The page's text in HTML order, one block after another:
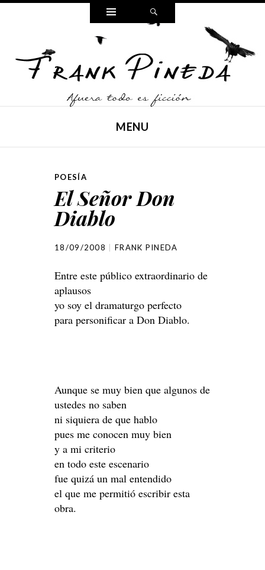
Widgets
FRANK PINEDA
Poesía, cuento y reflexiones,
MENU
POESÍA
El Señor Don
Diablo
18/09/2008 FRANK PINEDA
Entre este público extraordinario de
aplausos
yo soy el dramaturgo perfecto
para personificar a Don Diablo.
Aunque se muy bien que algunos de
ustedes no saben
ni siquiera de que hablo
pues me conocen muy bien
y a mi criterio
en todo este escenario
fue quizá un mal entendido
el que me permitió escribir esta
obra.